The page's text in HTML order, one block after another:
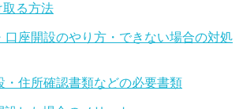
取る方法
口座開設のやり方・できない場合の対処
・住所確認書類などの必要書類